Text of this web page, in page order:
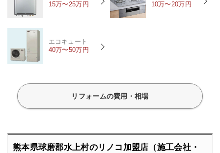
15万〜25万円
10万〜20万円
エコキュート
40万〜50万円
リフォームの費用・相場
熊本県球磨郡水上村のリノコ加盟店（施工会社・